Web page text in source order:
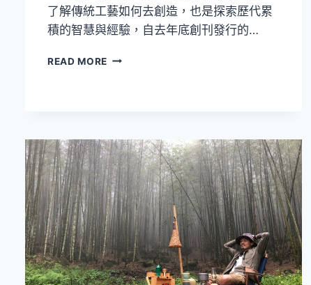
她
的
戀
了解傳統工藝如何去創造，也是探索歷代累
積的智慧與經驗，自去年底創刊發行的…
READ MORE 《生
藝
是
一
種
生
活
態
度
也
是